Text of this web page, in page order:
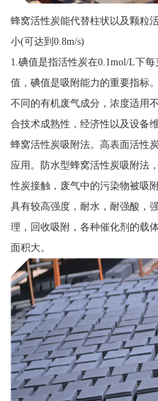
蜂窝活性炭能代替柱状以及颗粒
小(可达到0.8m/s)
1.碘值是指活性炭在0.1mol/L下
值，碘值是吸附能力的重要指标。
不同的有机废气成分，浓度适用
合技术成熟性，经济性以及设备
蜂窝活性炭吸附法。高表面活性
应用。防水型蜂窝活性炭吸附法
性炭接触，废气中的污染物被吸附
具有较高强度，耐水，耐强酸，
理，回收吸附，各种催化剂的载
面积大。